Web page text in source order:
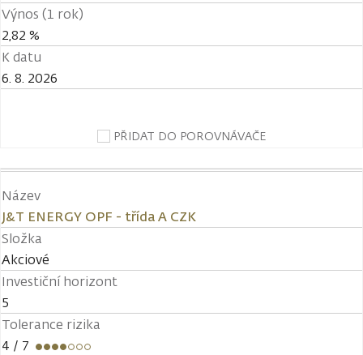
Výnos (1 rok)
2,82 %
K datu
6. 8. 2026
PŘIDAT DO POROVNÁVAČE
Název
J&T ENERGY OPF - třída A CZK
Složka
Akciové
Investiční horizont
5
Tolerance rizika
4 / 7